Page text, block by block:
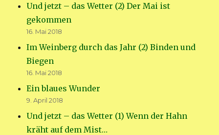
Und jetzt – das Wetter (2) Der Mai ist
gekommen
16. Mai 2018
Im Weinberg durch das Jahr (2) Binden und
Biegen
16. Mai 2018
Ein blaues Wunder
9. April 2018
Und jetzt – das Wetter (1) Wenn der Hahn
kräht auf dem Mist…